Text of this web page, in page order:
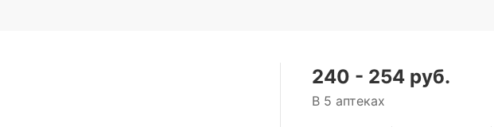
240 - 254 руб.
В 5 аптеках